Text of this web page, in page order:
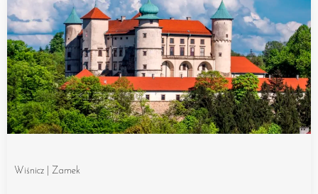
Wiśnicz | Zamek